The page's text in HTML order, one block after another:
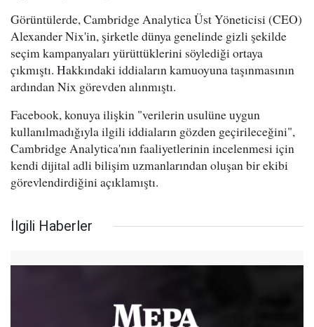
Görüntülerde, Cambridge Analytica Üst Yöneticisi (CEO)
Alexander Nix'in, şirketle dünya genelinde gizli şekilde
seçim kampanyaları yürüttüklerini söylediği ortaya
çıkmıştı. Hakkındaki iddiaların kamuoyuna taşınmasının
ardından Nix görevden alınmıştı.
Facebook, konuya ilişkin "verilerin usulüne uygun
kullanılmadığıyla ilgili iddiaların gözden geçirileceğini",
Cambridge Analytica'nın faaliyetlerinin incelenmesi için
kendi dijital adli bilişim uzmanlarından oluşan bir ekibi
görevlendirdiğini açıklamıştı.
İlgili Haberler